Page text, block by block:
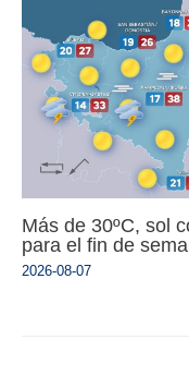
Más de 30ºC, sol
para el fin de
2026-08-07